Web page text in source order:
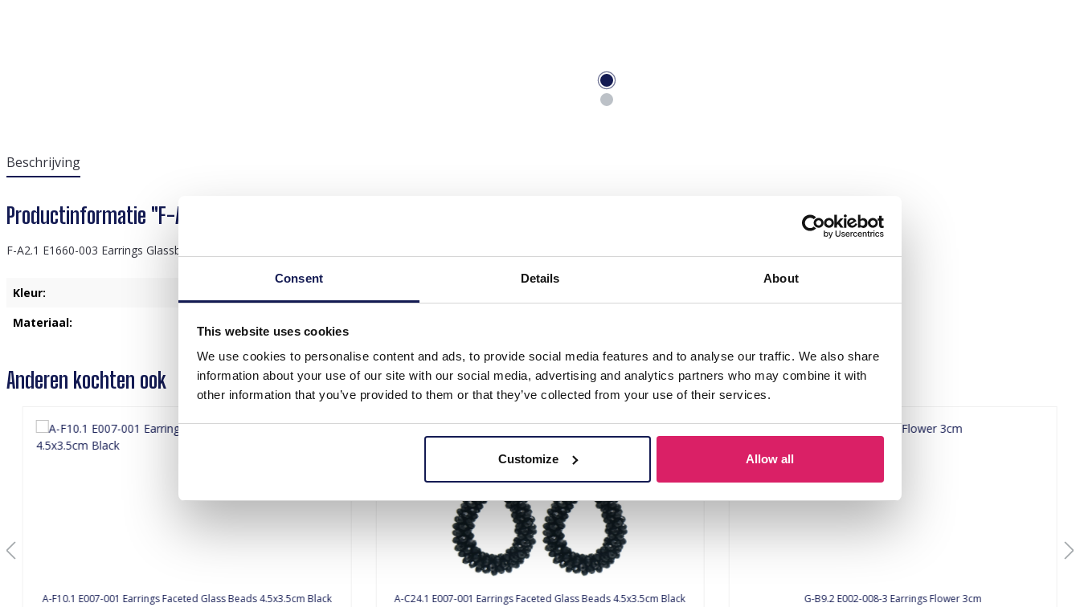
Consent Details About
This website uses cookies
We use cookies to personalise content and ads, to provide social media features and to analyse our traffic. We also share
information about your use of our site with our social media, advertising and analytics partners who may combine it with
other information that you’ve provided to them or that they’ve collected from your use of their services.
Customize Allow all
Beschrijving
Productinformatie "F-A2.1 E1660-003 Earrings Glassbeads 5x3cm Blue"
F-A2.1 E1660-003 Earrings Glassbeads 5x3cm Blue
Kleur:
Materiaal:
Anderen kochten ook
A-F10.1 E007-001 Earrings Faceted Glass Beads 4.5x3.5cm Black A-C24.1 E007-001 Earrings Faceted Glass Beads 4.5x3.5cm Black G-B9.2 E002-008-3 Earrings Flower 3cm